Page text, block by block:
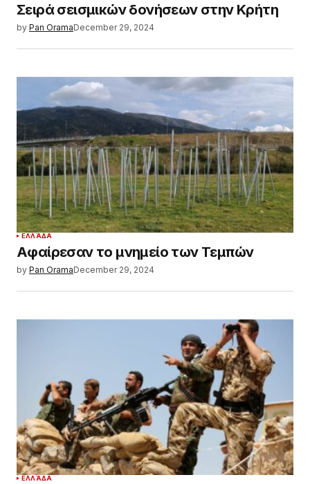
Σειρά σεισμικών δονήσεων στην Κρήτη
by Pan OramaDecember 29, 2024
ΕΛΛΆΔΑ
Αφαίρεσαν το μνημείο των Τεμπών
by Pan OramaDecember 29, 2024
ΕΛΛΆΔΑ